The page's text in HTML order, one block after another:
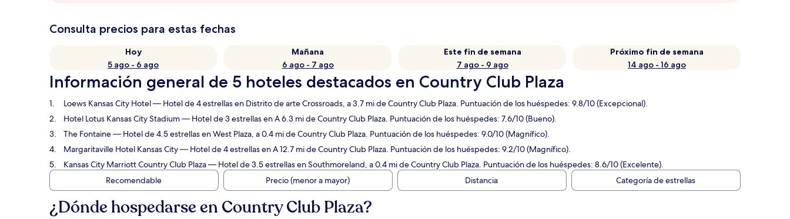
Consulta precios para estas fechas
Hoy
5 ago - 6 ago
Mañana
6 ago - 7 ago
Este fin de semana
7 ago - 9 ago
Próximo fin de semana
14 ago - 16 ago
Información general de 5 hoteles destacados en Country Club Plaza
Loews Kansas City Hotel— Hotel de 4 estrellas en Distrito de arte Crossroads, a 3.7 mi de Country Club Plaza. Puntuación de los huéspedes: 9.8/10 (Excepcional).
Hotel Lotus Kansas City Stadium— Hotel de 3 estrellas en A 6.3 mi de Country Club Plaza. Puntuación de los huéspedes: 7.6/10 (Bueno).
The Fontaine— Hotel de 4.5 estrellas en West Plaza, a 0.4 mi de Country Club Plaza. Puntuación de los huéspedes: 9.0/10 (Magnífico).
Margaritaville Hotel Kansas City— Hotel de 4 estrellas en A 12.7 mi de Country Club Plaza. Puntuación de los huéspedes: 9.2/10 (Magnífico).
Kansas City Marriott Country Club Plaza— Hotel de 3.5 estrellas en Southmoreland, a 0.4 mi de Country Club Plaza. Puntuación de los huéspedes: 8.6/10 (Excelente).
Recomendable
Precio (menor a mayor) Distancia Categoría de estrellas
¿Dónde hospedarse en Country Club Plaza?